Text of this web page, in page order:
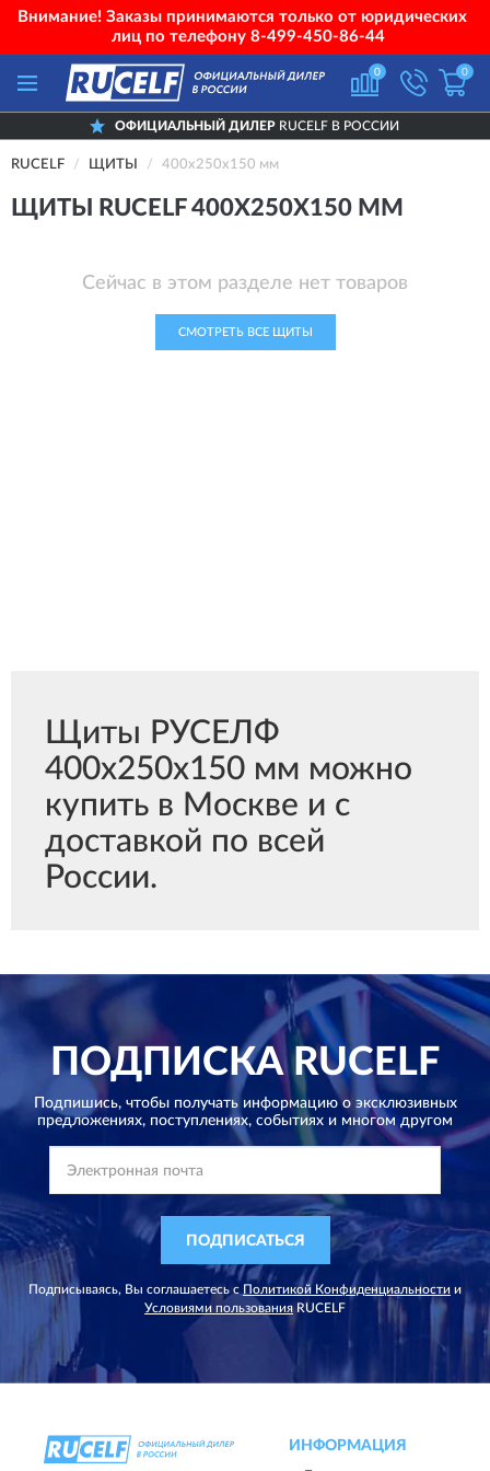
Внимание! Заказы принимаются только от юридических
лиц по телефону 8-499-450-86-44
0 0
ОФИЦИАЛЬНЫЙ ДИЛЕРRUCELF В РОССИИ
RUCELF ЩИТЫ 400х250х150 мм
ЩИТЫ RUCELF 400Х250Х150 ММ
Сейчас в этом разделе нет товаров
СМОТРЕТЬ ВСЕ ЩИТЫ
Щиты РУСЕЛФ
400х250х150 мм можно
купить в Москве и с
доставкой по всей
России.
ПОДПИСКАRUCELF
Подпишись, чтобы получать информацию о эксклюзивных
предложениях, поступлениях, событиях и многом другом
ПОДПИСАТЬСЯ
Подписываясь, Вы соглашаетесь с Политикой Конфиденциальности и
Условиями пользованияRUCELF
ИНФОРМАЦИЯ